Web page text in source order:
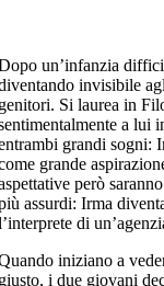
un’infanzia
invisibile
Si laurea in
a lui
grandi sogni:
grande
però
assurdi: Irma
di
iniziano a
i due giovani